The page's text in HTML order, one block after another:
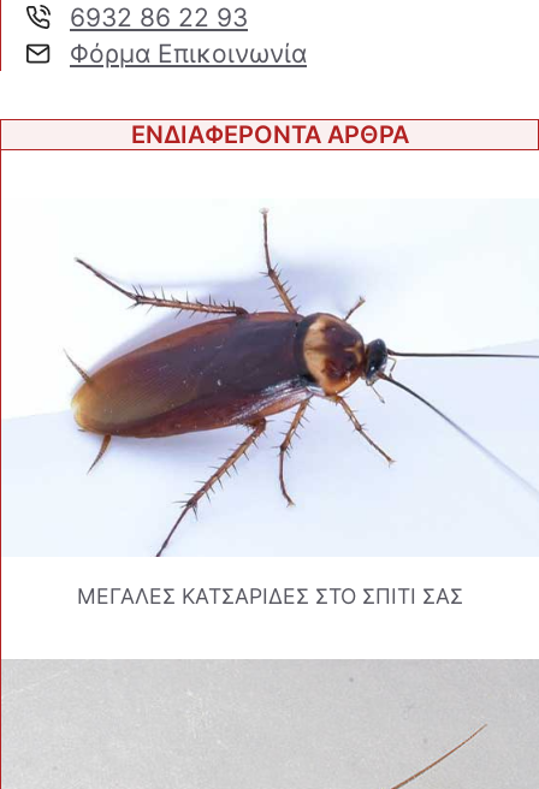
6932 86 22 93
Φόρμα Επικοινωνία
ΕΝΔΙΑΦΕΡΟΝΤΑ ΑΡΘΡΑ
ΜΕΓΑΛΕΣ ΚΑΤΣΑΡΙΔΕΣ ΣΤΟ ΣΠΙΤΙ ΣΑΣ